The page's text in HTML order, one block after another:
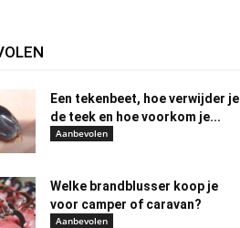
Een tekenbeet, hoe verwijder je
de teek en hoe voorkom je...
Aanbevolen
Welke brandblusser koop je
voor camper of caravan?
Aanbevolen